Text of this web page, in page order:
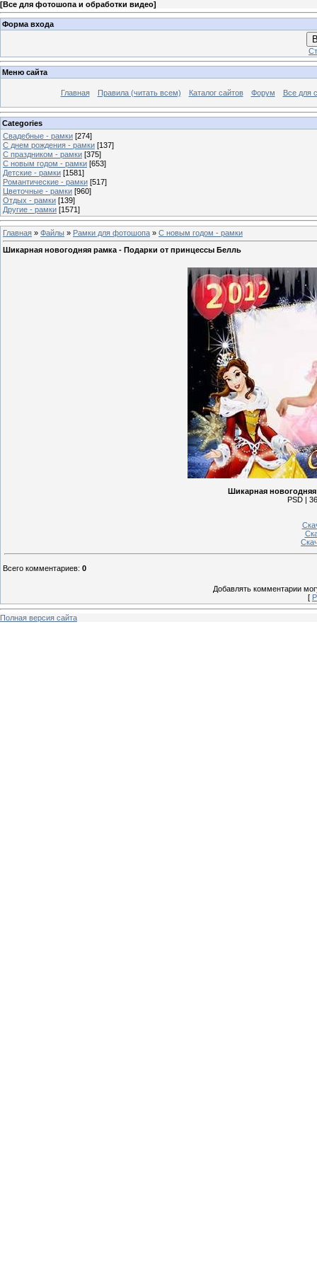
[Все для фотошопа и обработки видео]
Форма входа
Меню сайта
Главная Правила (читать всем) Каталог сайтов Форум Все для
Categories
Свадебные - рамки [274]
С днем рождения - рамки [137]
С праздником - рамки [375]
С новым годом - рамки [653]
Детские - рамки [1581]
Романтические - рамки [517]
Цветочные - рамки [960]
Отдых - рамки [139]
Другие - рамки [1571]
Главная » Файлы » Рамки для фотошопа » С новым годом - рамки
Шикарная новогодняя рамка - Подарки от принцессы Белль
Шикарная
PSD |
Всего комментариев: 0
Добавлять комментарии
[
Полная версия сайта